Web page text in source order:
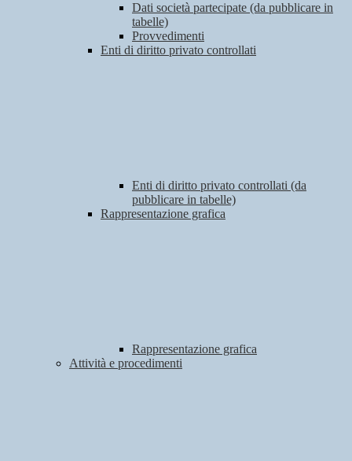
Dati società partecipate (da pubblicare in
tabelle)
Provvedimenti
Enti di diritto privato controllati
Enti di diritto privato controllati (da
pubblicare in tabelle)
Rappresentazione grafica
Rappresentazione grafica
Attività e procedimenti